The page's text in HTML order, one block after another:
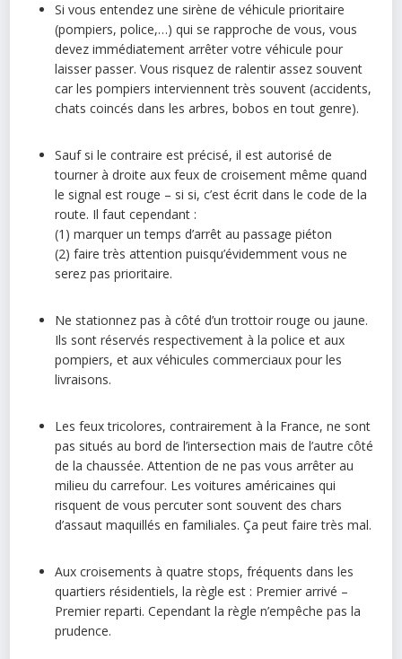
Si vous entendez une sirène de véhicule prioritaire
(pompiers, police,…) qui se rapproche de vous, vous
devez immédiatement arrêter votre véhicule pour
laisser passer. Vous risquez de ralentir assez souvent
car les pompiers interviennent très souvent (accidents,
chats coincés dans les arbres, bobos en tout genre).
Sauf si le contraire est précisé, il est autorisé de
tourner à droite aux feux de croisement même quand
le signal est rouge – si si, c’est écrit dans le code de la
route. Il faut cependant :
(1) marquer un temps d’arrêt au passage piéton
(2) faire très attention puisqu’évidemment vous ne
serez pas prioritaire.
Ne stationnez pas à côté d’un trottoir rouge ou jaune.
Ils sont réservés respectivement à la police et aux
pompiers, et aux véhicules commerciaux pour les
livraisons.
Les feux tricolores, contrairement à la France, ne sont
pas situés au bord de l’intersection mais de l’autre côté
de la chaussée. Attention de ne pas vous arrêter au
milieu du carrefour. Les voitures américaines qui
risquent de vous percuter sont souvent des chars
d’assaut maquillés en familiales. Ça peut faire très mal.
Aux croisements à quatre stops, fréquents dans les
quartiers résidentiels, la règle est : Premier arrivé –
Premier reparti. Cependant la règle n’empêche pas la
prudence.